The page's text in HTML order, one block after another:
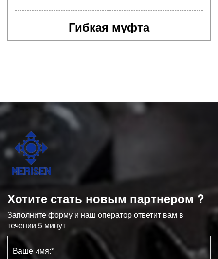
Гибкая муфта
Хотите стать новым партнером ?
Заполните форму и наш оператор ответит вам в
течении 5 минут